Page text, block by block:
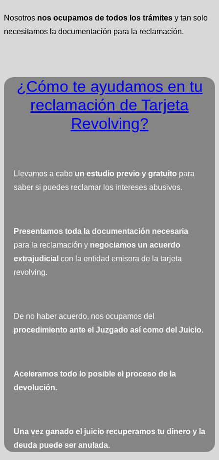
Nosotros nos ocupamos de todos los trámites y tan solo
necesitamos la documentación para la reclamación.
¿Cómo te ayudamos en tu
reclamación de Tarjeta
Revolving?
Llevamos a cabo un estudio previo y gratuito para
saber si puedes reclamar los intereses abusivos.
Presentamos toda la documentación necesaria
para la reclamación y negociamos un acuerdo
extrajudicial con la entidad emisora de la tarjeta
revolving.
De no haber acuerdo, nos ocupamos del
procedimiento ante el Juzgado así como del Juicio.
Aceleramos todo lo posible el proceso de la
devolución.
Una vez ganado el juicio recuperamos tu dinero y la
deuda puede ser anulada.